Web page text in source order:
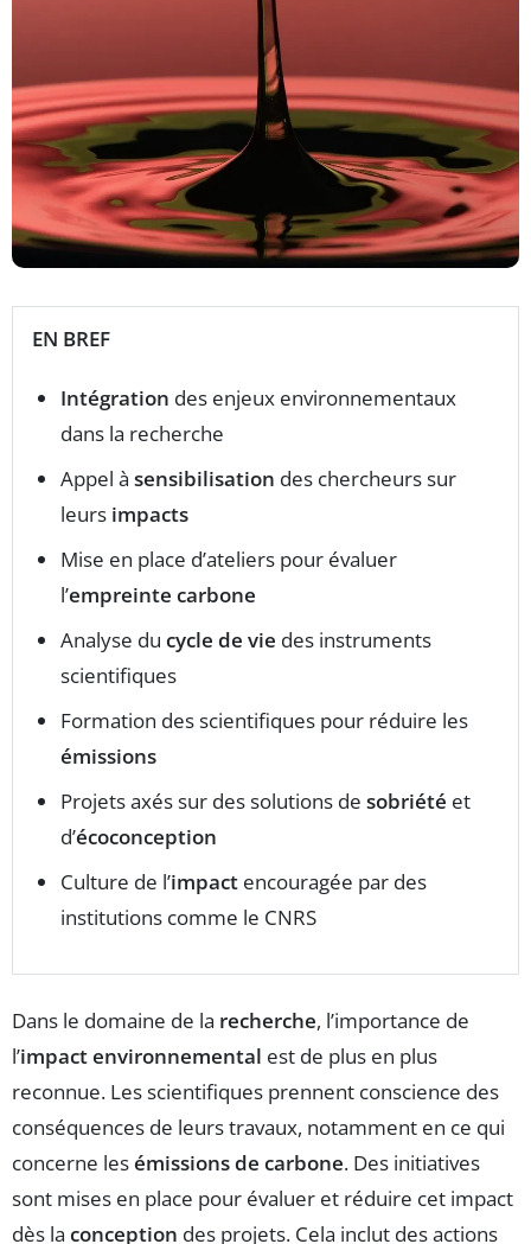
EN BREF
Intégration des enjeux environnementaux
dans la recherche
Appel à sensibilisation des chercheurs sur
leurs impacts
Mise en place d’ateliers pour évaluer
l’empreinte carbone
Analyse du cycle de vie des instruments
scientifiques
Formation des scientifiques pour réduire les
émissions
Projets axés sur des solutions de sobriété et
d’écoconception
Culture de l’impact encouragée par des
institutions comme le CNRS
Dans le domaine de la recherche, l’importance de
l’impact environnemental est de plus en plus
reconnue. Les scientifiques prennent conscience des
conséquences de leurs travaux, notamment en ce qui
concerne lesémissions de carbone. Des initiatives
sont mises en place pour évaluer et réduire cet impact
dès la conception des projets. Cela inclut des actions